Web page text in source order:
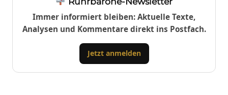
Immer informiert bleiben: Aktuelle Texte,
Analysen und Kommentare direkt ins Postfach.
Jetzt anmelden